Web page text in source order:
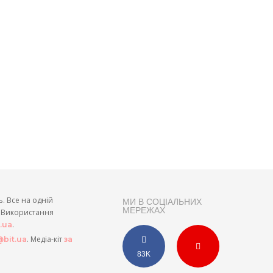
МИ В СОЦІАЛЬНИХ
МЕРЕЖАХ
83K
Все на одній
Використання
.
. Медіа-кіт за